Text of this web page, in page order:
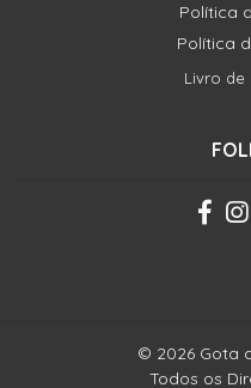
Política
Política
Livro de
© 2026 Gota
Todos os